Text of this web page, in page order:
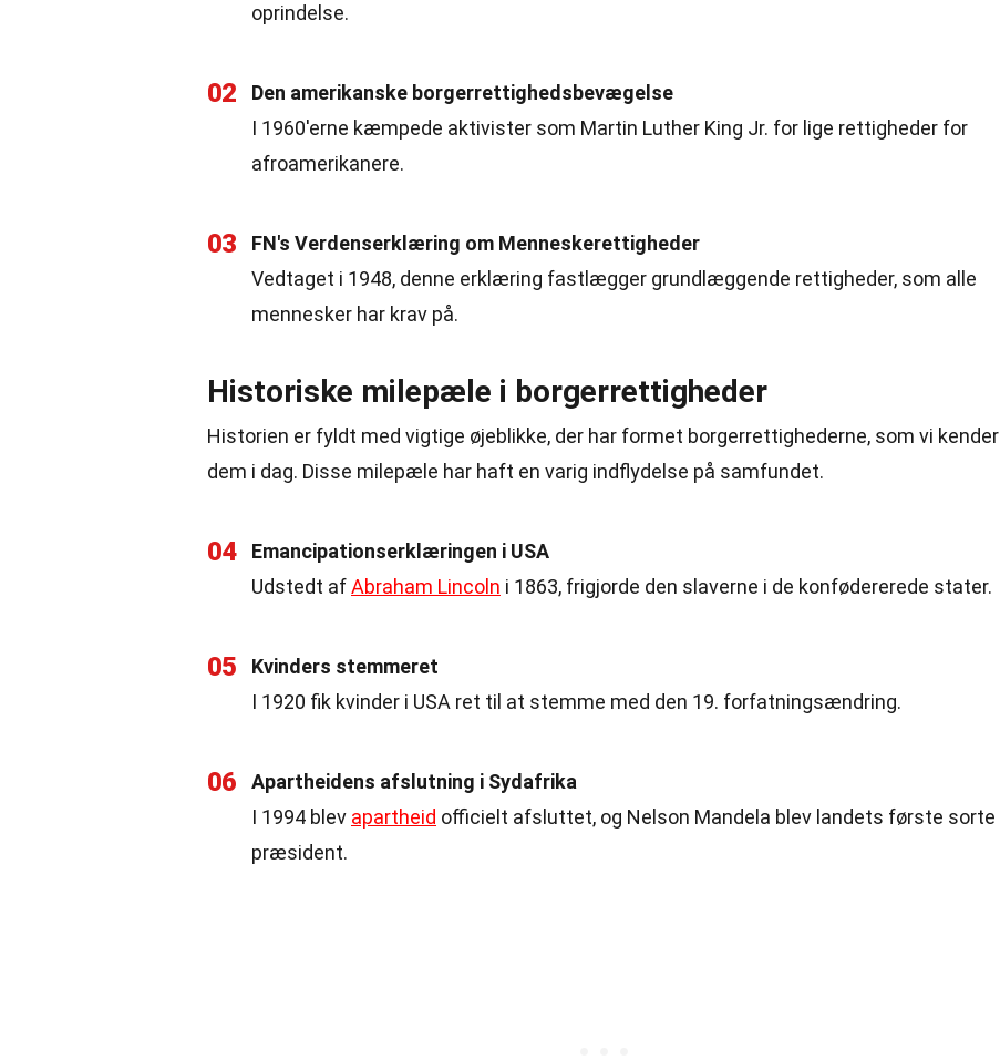
oprindelse.
02
Den amerikanske borgerrettighedsbevægelse
I 1960'erne kæmpede aktivister som Martin Luther King Jr. for lige rettigheder for
afroamerikanere.
03
FN's Verdenserklæring om Menneskerettigheder
Vedtaget i 1948, denne erklæring fastlægger grundlæggende rettigheder, som alle
mennesker har krav på.
Historiske milepæle i borgerrettigheder
Historien er fyldt med vigtige øjeblikke, der har formet borgerrettighederne, som vi kender
dem i dag. Disse milepæle har haft en varig indflydelse på samfundet.
04
Emancipationserklæringen i USA
Udstedt afAbraham Lincoln i 1863, frigjorde den slaverne i de konfødererede stater.
05
Kvinders stemmeret
I 1920 fik kvinder i USA ret til at stemme med den 19. forfatningsændring.
06
Apartheidens afslutning i Sydafrika
I 1994 blev apartheid officielt afsluttet, og Nelson Mandela blev landets første sorte
præsident.